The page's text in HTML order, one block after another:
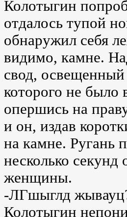
Колотыгин
отдалось тупой
обнаружил себя
видимо, камне.
свод,
которого не было
опершись на
и он, издав
на камне. Ругань
несколько
женщины.
-ЛГшыглд
Колотыгин